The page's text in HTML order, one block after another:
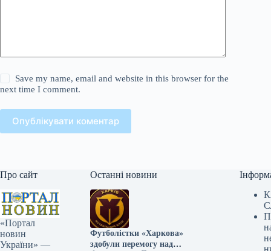
Save my name, email and website in this browser for the
next time I comment.
Опублікувати коментар
Про сайт
«Портал
новин
України» —
Останні новини
Футболістки «Харкова»
здобули перемогу над